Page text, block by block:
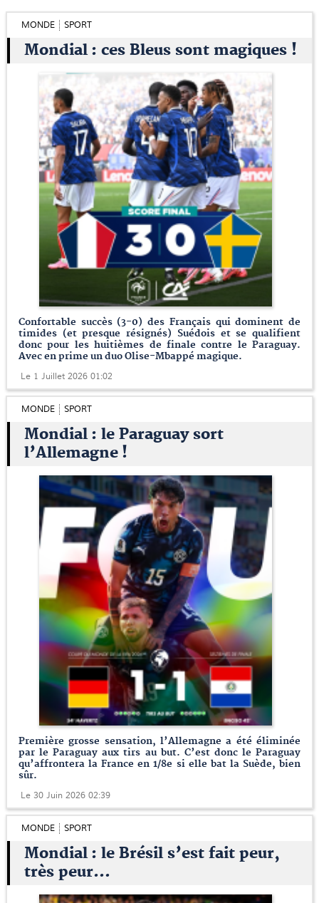
MONDE SPORT
Mondial : ces Bleus sont magiques !
Confortable succès (3-0) des Français qui dominent de
timides (et presque résignés) Suédois et se qualifient
donc pour les huitièmes de finale contre le Paraguay.
Avec en prime un duo Olise-Mbappé magique.
Le 1 Juillet 2026 01:02
MONDE SPORT
Mondial : le Paraguay sort
l’Allemagne !
Première grosse sensation, l’Allemagne a été éliminée
par le Paraguay aux tirs au but. C’est donc le Paraguay
qu’affrontera la France en 1/8e si elle bat la Suède, bien
sûr.
Le 30 Juin 2026 02:39
MONDE SPORT
Mondial : le Brésil s’est fait peur,
très peur…